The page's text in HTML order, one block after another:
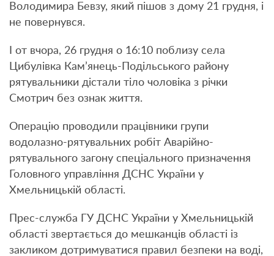
Володимира Бевзу, який пішов з дому 21 грудня, і
не повернувся.
І от вчора, 26 грудня о 16:10 поблизу села
Цибулівка Кам’янець-Подільського району
рятувальники дістали тіло чоловіка з річки
Смотрич без ознак життя.
Операцію проводили працівники групи
водолазно-рятувальних робіт Аварійно-
рятувального загону спеціального призначення
Головного управління ДСНС України у
Хмельницькій області.
Прес-служба ГУ ДСНС України у Хмельницькій
області звертається до мешканців області із
закликом дотримуватися правил безпеки на воді,